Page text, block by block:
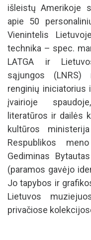
išleistų Amerikoje
apie 50
Vienintelis
technika – spec.
LATGA ir
sąjungos (LNRS)
renginių iniciatorius
įvairioje
literatūros ir dailės
kultūros
Respublikos
Gediminas
(paramos gavėjo
Jo tapybos ir
Lietuvos
privačiose